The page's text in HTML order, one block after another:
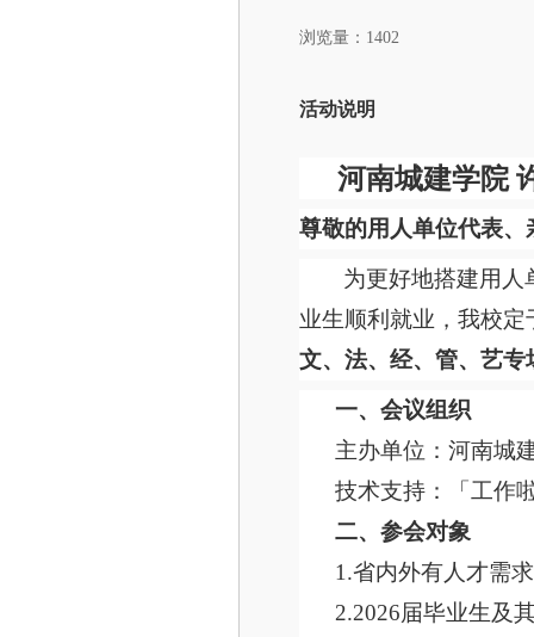
浏览量：1402
活动说明
河南城建学院
尊敬的用人单位代表、
为更好地搭建用人
业生顺利就业，我校定
文、法、经、管、艺专
一、会议组织
主办单位：河南城
技术支持：「工作
二、参会对象
1.省内外有人才需
2.2026届毕业生及